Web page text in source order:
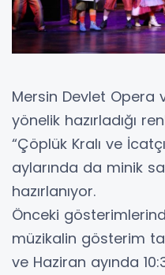
Mersin Devlet Opera
yönelik hazırladığı
“Çöplük Kralı ve
aylarında da minik
hazırlanıyor.
Önceki
müzikalin gösterim
ve Haziran ayında